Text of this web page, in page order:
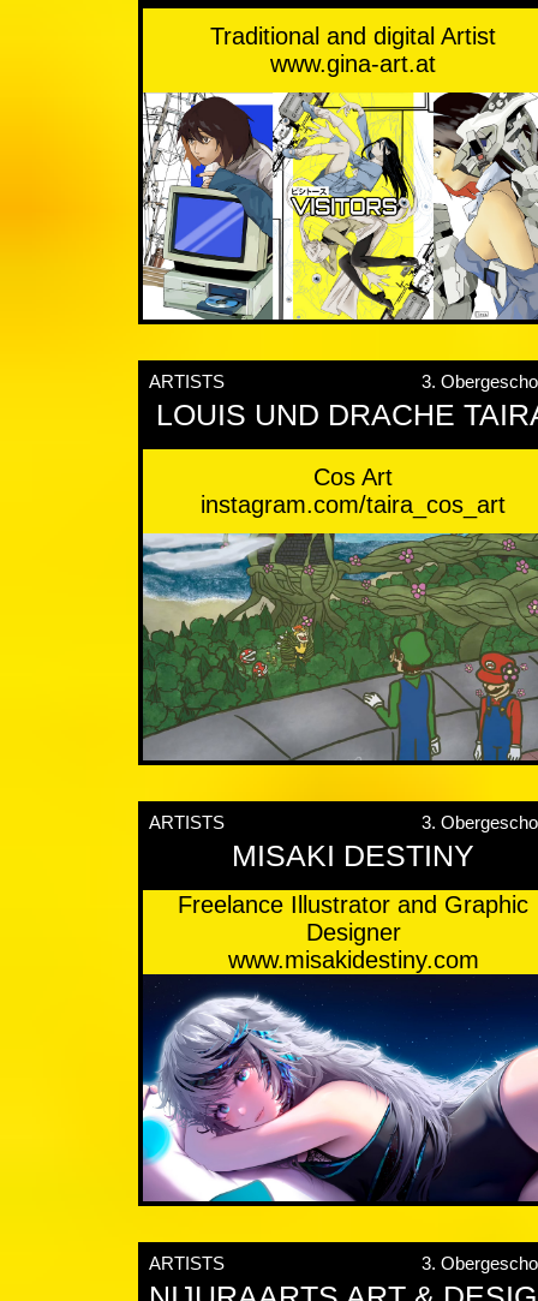
Traditional and digital Artist
www.gina-art.at
ARTISTS 3.
LOUIS UND DRACHE
Cos Art
instagram.com/taira_cos_art
ARTISTS 3.
MISAKI DESTINY
Freelance Illustrator and Graphic
Designer
www.misakidestiny.com
ARTISTS 3.